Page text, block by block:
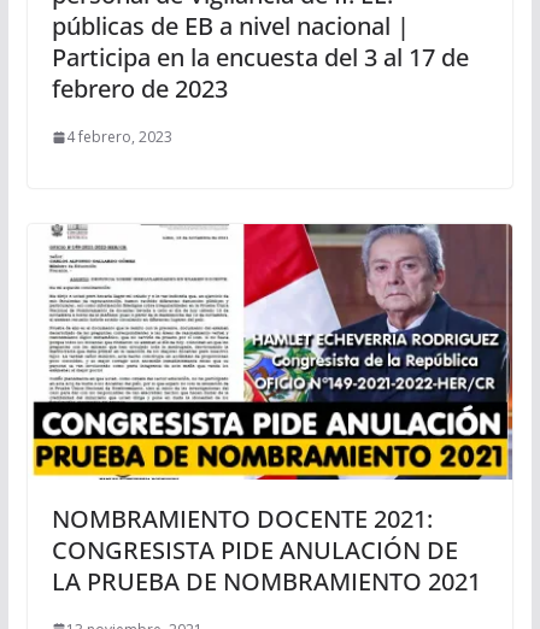
públicas de EB a nivel nacional |
Participa en la encuesta del 3 al 17 de
febrero de 2023
4 febrero, 2023
NOMBRAMIENTO DOCENTE 2021:
CONGRESISTA PIDE ANULACIÓN DE
LA PRUEBA DE NOMBRAMIENTO 2021